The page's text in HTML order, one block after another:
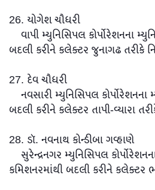
26. યોગેશ ચૌધરી
વાપી મ્યુનિસિપલ કોર્પોરેશનના
બદલી કરીને કલેક્ટર જુનાગઢ તરીકે
27. દેવ ચૌધરી
નવસારી મ્યુનિસિપલ
બદલી કરીને કલેક્ટર તાપી-વ્યારા
28. ડૉ. નવનાથ કોન્ડીબા ગવ્હાણે
સુરેન્દ્રનગર મ્યુનિસિપલ
કમિશનરમાંથી બદલી કરીને